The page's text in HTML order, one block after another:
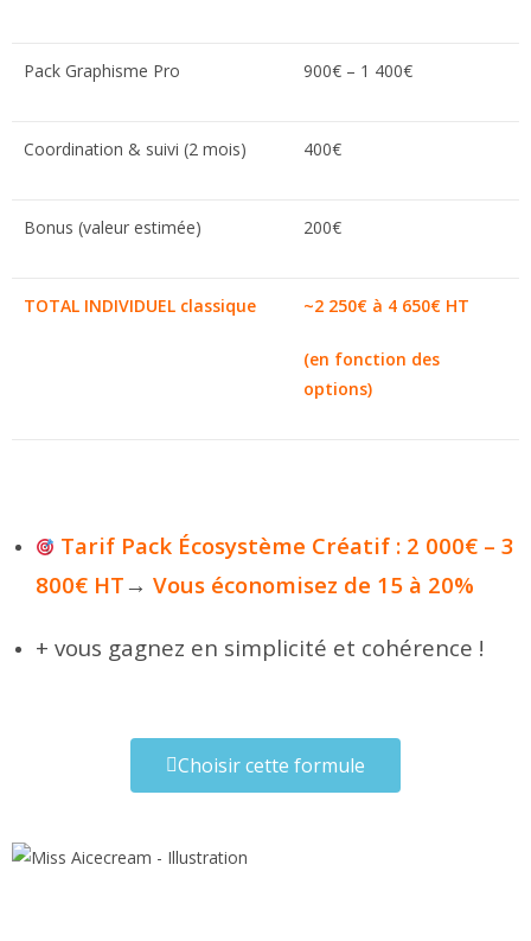
Pack Graphisme Pro 900€ – 1 400€
Coordination & suivi (2 mois) 400€
Bonus (valeur estimée) 200€
TOTAL INDIVIDUEL classique ~2 250€ à 4 650€ HT
(en fonction des
options)
Tarif Pack Écosystème Créatif :2 000€ – 3
800€ HT → Vous économisez de 15 à 20%
+ vous gagnez en simplicité et cohérence !
Choisir cette formule